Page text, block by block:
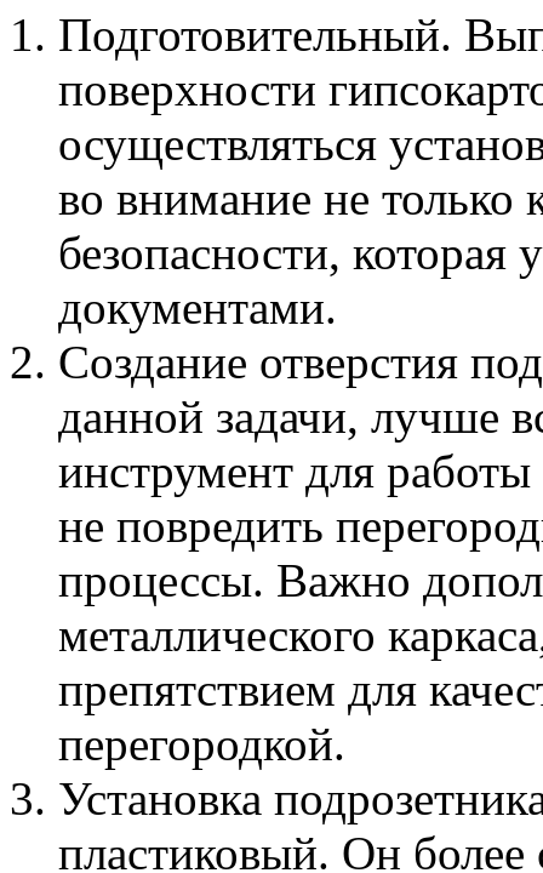
Подготовительный.
поверхности
осуществляться
во внимание не только
безопасности,
документами.
Создание отверстия
данной задачи, лучше
инструмент для
не повредить
процессы. Важно
металлического
препятствием для
перегородкой.
Установка
пластиковый. Он